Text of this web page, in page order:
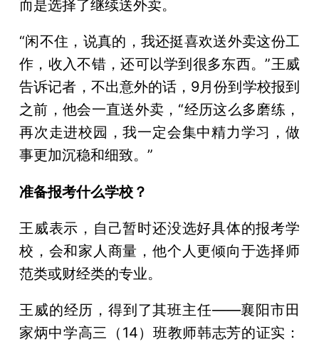
而是选择了继续送外卖。
“闲不住，说真的，我还挺喜欢送外卖这份工
作，收入不错，还可以学到很多东西。”王威
告诉记者，不出意外的话，9月份到学校报到
之前，他会一直送外卖，“经历这么多磨练，
再次走进校园，我一定会集中精力学习，做
事更加沉稳和细致。”
准备报考什么学校？
王威表示，自己暂时还没选好具体的报考学
校，会和家人商量，他个人更倾向于选择师
范类或财经类的专业。
王威的经历，得到了其班主任——襄阳市田
家炳中学高三（14）班教师韩志芳的证实：